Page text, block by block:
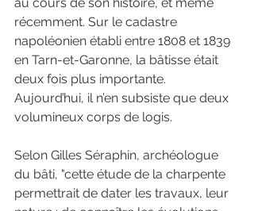
au cours de son histoire, et même
récemment. Sur le cadastre
napoléonien établi entre 1808 et 1839
en Tarn-et-Garonne, la bâtisse était
deux fois plus importante.
Aujourd’hui, il n’en subsiste que deux
volumineux corps de logis.
Selon Gilles Séraphin, archéologue
du bâti, "cette étude de la charpente
permettrait de dater les travaux, leur